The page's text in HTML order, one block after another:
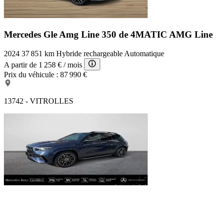
Mercedes Gle Amg Line 350 de 4MATIC AMG Line
2024 37 851 km Hybride rechargeable Automatique
A partir de 1 258 € / mois
Prix du véhicule : 87 990 €
13742 - VITROLLES